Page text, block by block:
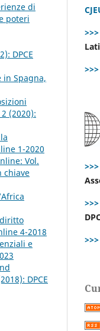
di
poteri
DPCE
in Spagna,
(2020):
1-2020
Vol.
chiave
4-2018
e
DPCE
>>>
>>>
>>>
>>>
>>>